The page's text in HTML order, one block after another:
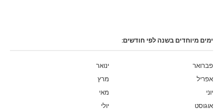
ימים מיוחדים בשנה לפי חודשים:
ינואר
פברואר
מרץ
אפריל
מאי
יוני
יולי
אוגוסט